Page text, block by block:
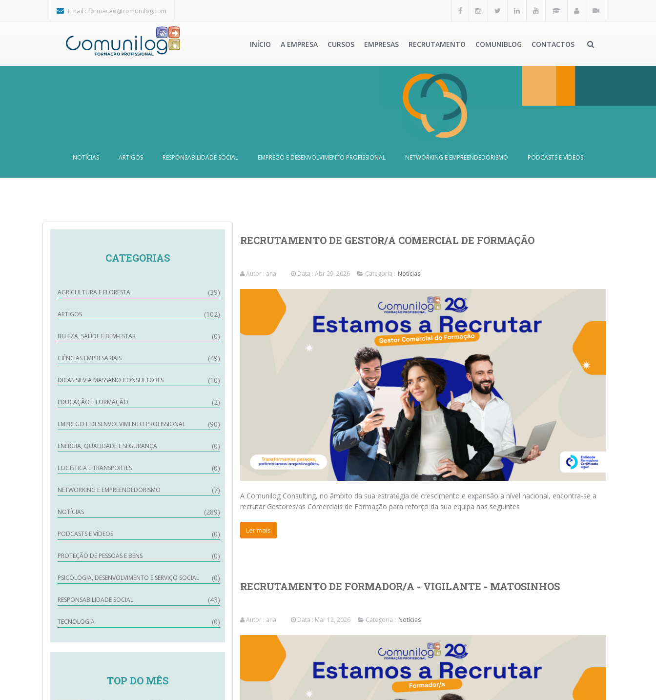
Email : formacao@comunilog.com
INÍCIO A EMPRESA CURSOS EMPRESAS RECRUTAMENTO COMUNIBLOG CONTACTOS
NOTÍCIAS ARTIGOS RESPONSABILIDADE SOCIAL EMPREGO E DESENVOLVIMENTO PROFISSIONAL NETWORKING E EMPREENDEDORISMO PODCASTS E VÍDEOS
CATEGORIAS
AGRICULTURA E FLORESTA (39)
ARTIGOS (102)
BELEZA, SAÚDE E BEM-ESTAR (0)
CIÊNCIAS EMPRESARIAIS (49)
DICAS SILVIA MASSANO CONSULTORES (10)
EDUCAÇÃO E FORMAÇÃO (2)
EMPREGO E DESENVOLVIMENTO PROFISSIONAL (90)
ENERGIA, QUALIDADE E SEGURANÇA (0)
LOGISTICA E TRANSPORTES (0)
NETWORKING E EMPREENDEDORISMO (7)
NOTÍCIAS (289)
PODCASTS E VÍDEOS (0)
PROTEÇÃO DE PESSOAS E BENS (0)
PSICOLOGIA, DESENVOLVIMENTO E SERVIÇO SOCIAL (0)
RESPONSABILIDADE SOCIAL (43)
TECNOLOGIA (0)
TOP DO MÊS
RECRUTAMENTO DE GESTOR/A COMERCIAL DE FORMAÇÃO
Autor : ana Data : Abr 29, 2026 Categoria : Notícias
A Comunilog Consulting, no âmbito da sua estratégia de crescimento e expansão a nível nacional, encontra-se a
recrutar Gestores/as Comerciais de Formação para reforço da sua equipa nas seguintes
Ler mais
RECRUTAMENTO DE FORMADOR/A - VIGILANTE - MATOSINHOS
Autor : ana Data : Mar 12, 2026 Categoria : Notícias